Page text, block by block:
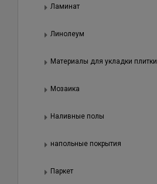
Ламинат
Линолеум
Материалы для укладки плитки
Мозаика
Наливные полы
напольные покрытия
Паркет